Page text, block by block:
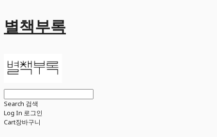
별책부록
Search 검색
Log In 로그인
Cart장바구니